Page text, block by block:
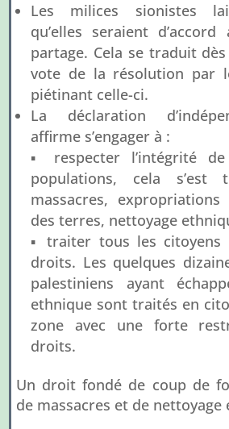
Les milices sionistes
qu’elles seraient
partage. Cela se traduit
vote de la résolution par
piétinant celle-ci.
La déclaration
affirme s’engager à :
▪ respecter l’intégrité de
populations, cela
massacres,
des terres, nettoyage
▪ traiter tous les citoyens
droits. Les quelques
palestiniens ayant
ethnique sont traités en
zone avec une forte
droits.
Un droit fondé de coup de
de massacres et de nettoyage